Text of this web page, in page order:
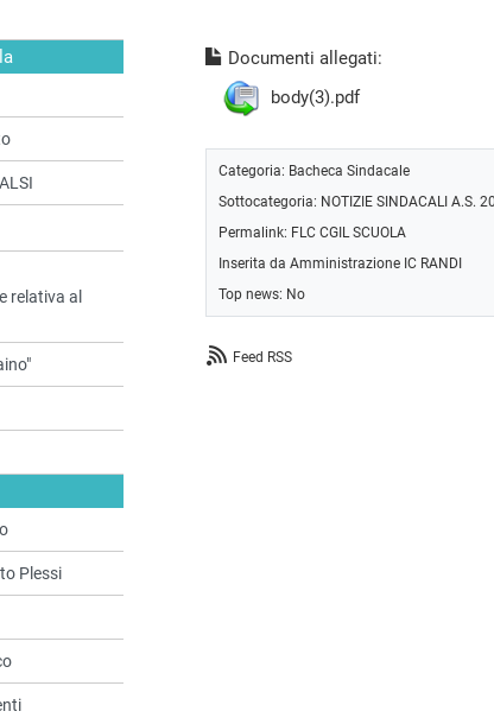
Plessi
Documenti allegati:
body(3).pdf
Categoria: Bacheca Sindacale
Sottocategoria: NOTIZIE SINDACALI A.S.
Permalink: FLC CGIL SCUOLA
Inserita da Amministrazione IC RANDI
Top news: No
Feed RSS